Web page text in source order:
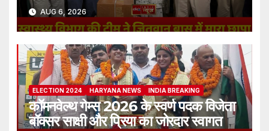
AUG 6, 2026
ELECTION 2024 HARYANA NEWS INDIA BREAKING
कॉमनवेल्थ गेम्स 2026 के स्वर्ण पदक विजेता
बॉक्सर साक्षी और प्रिया का जोरदार स्वागत